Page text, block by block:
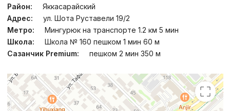
Район:
Яккасарайский
Адрес:
ул. Шота Руставели 19/2
Метро:
Мингурюк на транспорте 1.2 км 5 мин
Школа:
Школа № 160 пешком 1 мин 60 м
Сазанчик Premium:
пешком 2 мин 350 м